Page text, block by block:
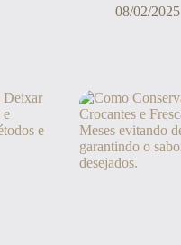
08/02/2025